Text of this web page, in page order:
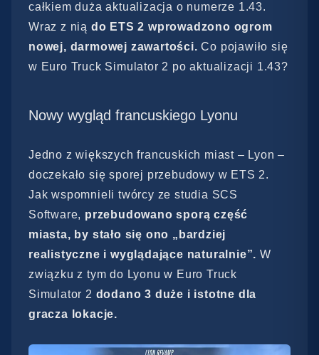
całkiem duża aktualizacja o numerze 1.43.
Wraz z nią do ETS 2 wprowadzono ogrom
nowej, darmowej zawartości.Co pojawiło się
w Euro Truck Simulator 2 po aktualizacji 1.43?
Nowy wygląd francuskiego Lyonu
Jedno z większych francuskich miast – Lyon –
doczekało się sporej przebudowy w ETS 2.
Jak wspomnieli twórcy ze studia SCS
Software, przebudowano sporą część
miasta, by stało się ono „bardziej
realistyczne i wyglądające naturalnie”. W
związku z tym do Lyonu w Euro Truck
Simulator 2 dodano 3 duże i istotne dla
gracza lokacje.